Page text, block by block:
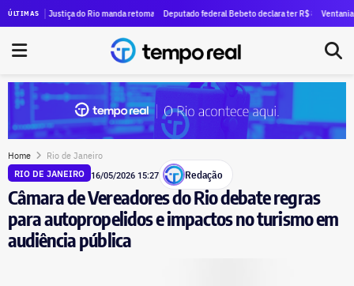
ÚLTIMAS
1,7 milhão em dinheiro vivo ao TSE
Justiça do Rio manda retomar ação contra Crivella por suposto uso de publicidade oficial para
Deputado federal Bebeto declara ter R$ 840 mil em dinheiro
Ventania no Rio
Home Rio de Janeiro
RIO DE JANEIRO 16/05/2026 15:27 Redação
Câmara de Vereadores do Rio debate regras
para autopropelidos e impactos no turismo em
audiência pública